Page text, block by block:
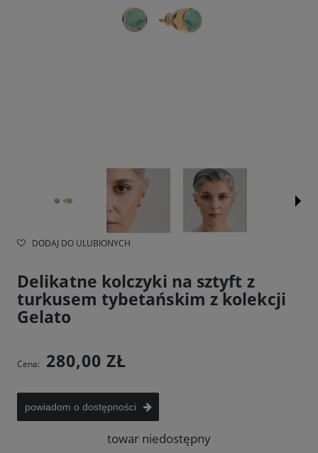
DODAJ DO ULUBIONYCH
Delikatne kolczyki na sztyft z
turkusem tybetańskim z kolekcji
Gelato
Cena: 280,00 ZŁ
powiadom o dostępności
towar niedostępny